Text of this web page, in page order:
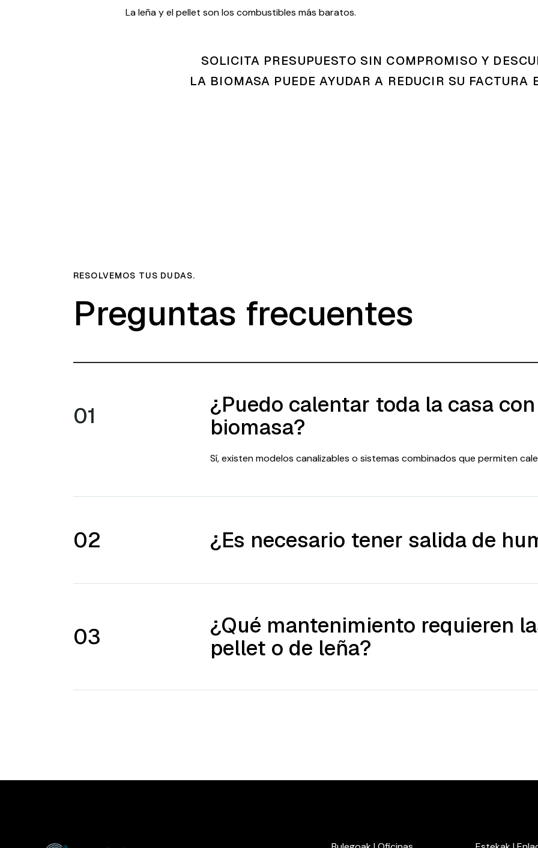
La leña y el pellet son los combustibles más baratos.
SOLICITA PRESUPUESTO SIN COMPROMISO Y
LA BIOMASA PUEDE AYUDAR A REDUCIR SU FACTURA
RESOLVEMOS TUS DUDAS.
Preguntas frecuentes
01
¿Puedo calentar toda la casa
biomasa?
Sí, existen modelos canalizables o sistemas combinados que permiten
02 ¿Es necesario tener salida de
03
¿Qué mantenimiento requieren
pellet o de leña?